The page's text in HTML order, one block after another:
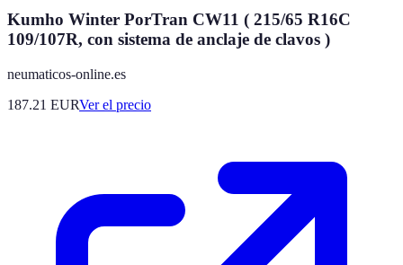
Kumho Winter PorTran CW11 ( 215/65 R16C
109/107R, con sistema de anclaje de clavos )
neumaticos-online.es
187.21 EURVer el precio